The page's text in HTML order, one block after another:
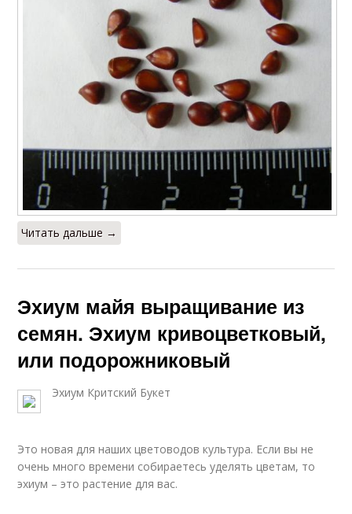
Читать дальше →
Эхиум майя выращивание из
семян. Эхиум кривоцветковый,
или подорожниковый
Эхиум Критский Букет
Это новая для наших цветоводов культура. Если вы не
очень много времени собираетесь уделять цветам, то
эхиум – это растение для вас.